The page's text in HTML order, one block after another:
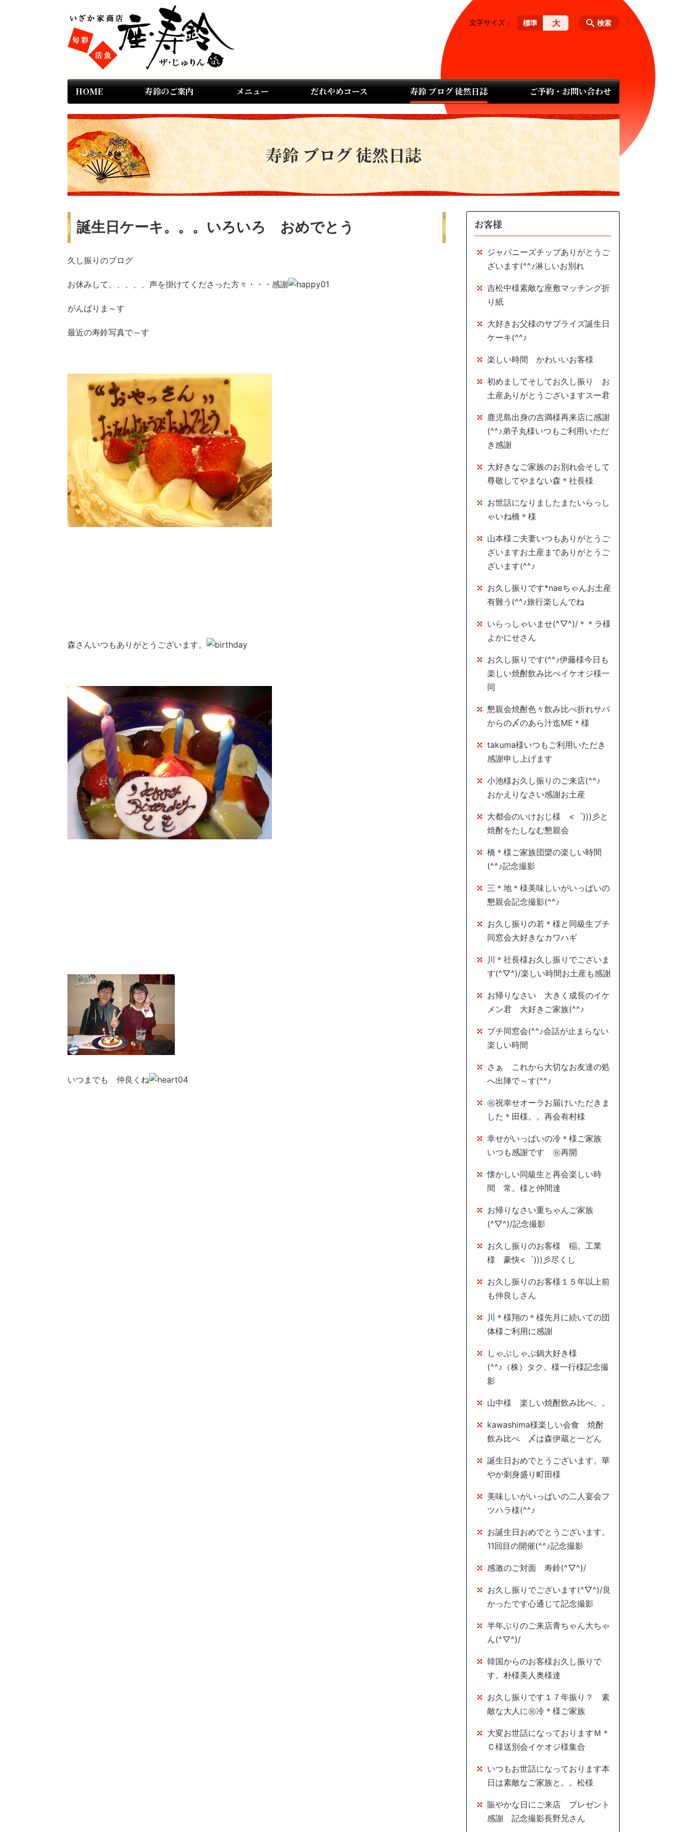
HOME 寿鈴のご案内 メニュー だれやめコース 寿鈴 ブログ 徒然日誌 ご予約・お問い合わせ
検索
文字サイズ 標準 大
寿鈴 ブログ 徒然日誌
誕生日ケーキ。。。いろいろ おめでとう
久し振りのブログ
お休みして、、、、、声を掛けてくださった方々・・・感謝
がんばりま～す
最近の寿鈴写真で～す
森さんいつもありがとうございます。
いつまでも 仲良くね
お客様
ジャパニーズチップありがとうご
ざいます(^^♪淋しいお別れ
吉松中様素敵な座敷マッチング折
り紙
大好きお父様のサプライズ誕生日
ケーキ(^^♪
楽しい時間 かわいいお客様
初めましてそしてお久し振り お
土産ありがとうございますスー君
鹿児島出身の吉満様再来店に感謝
(^^♪弟子丸様いつもご利用いただ
き感謝
大好きなご家族のお別れ会そして
尊敬してやまない森＊社長様
お世話になりましたまたいらっし
ゃいね橋＊様
山本様ご夫妻いつもありがとうご
ざいますお土産までありがとうご
ざいます(^^♪
お久し振りです*naeちゃんお土産
有難う(^^♪旅行楽しんでね
いらっしゃいませ(^▽^)/＊＊ラ様
よかにせさん
お久し振りです(^^♪伊藤様今日も
楽しい焼酎飲み比べイケオジ様一
同
懇親会焼酎色々飲み比べ折れサバ
からの〆のあら汁迄ME＊様
takuma様いつもご利用いただき
感謝申し上げます
小池様お久し振りのご来店(^^♪
おかえりなさい感謝お土産
大都会のいけおじ様 <゜)))彡と
焼酎をたしなむ懇親会
橋＊様ご家族団欒の楽しい時間
(^^♪記念撮影
三＊地＊様美味しいがいっぱいの
懇親会記念撮影(^^♪
お久し振りの若＊様と同級生プチ
同窓会大好きなカワハギ
川＊社長様お久し振りでございま
す(^▽^)/楽しい時間お土産も感謝
お帰りなさい 大きく成長のイケ
メン君 大好きご家族(^^♪
プチ同窓会(^^♪会話が止まらない
楽しい時間
さぁ これから大切なお友達の処
へ出陣で～す(^^♪
㊗祝幸せオーラお届けいただきま
した＊田様。。再会有村様
幸せがいっぱいの冷＊様ご家族
いつも感謝です ㊗再開
懐かしい同級生と再会楽しい時
間 常。様と仲間達
お帰りなさい重ちゃんご家族
(^▽^)/記念撮影
お久し振りのお客様 稲。工業
様 豪快<゜)))彡尽くし
お久し振りのお客様１５年以上前
も仲良しさん
川＊様翔の＊様先月に続いての団
体様ご利用に感謝
しゃぶしゃぶ鍋大好き様
(^^♪（株）タク。様一行様記念撮
影
山中様 楽しい焼酎飲み比べ。。
kawashima様楽しい会食 焼酎
飲み比べ 〆は森伊蔵と一どん
誕生日おめでとうございます。華
やか刺身盛り町田様
美味しいがいっぱいの二人宴会フ
ツハラ様(^^♪
お誕生日おめでとうございます。
11回目の開催(^^♪記念撮影
感激のご対面 寿鈴(^▽^)/
お久し振りでございます(^▽^)/良
かったです心通じて記念撮影
半年ぶりのご来店青ちゃん大ちゃ
ん(^▽^)/
韓国からのお客様お久し振りで
す。朴様美人奥様達
お久し振りです１７年振り？ 素
敵な大人に㊗冷＊様ご家族
大変お世話になっておりますＭ＊
Ｃ様送別会イケオジ様集合
いつもお世話になっております本
日は素敵なご家族と。。松様
賑やかな日にご来店 プレゼント
感謝 記念撮影長野兄さん